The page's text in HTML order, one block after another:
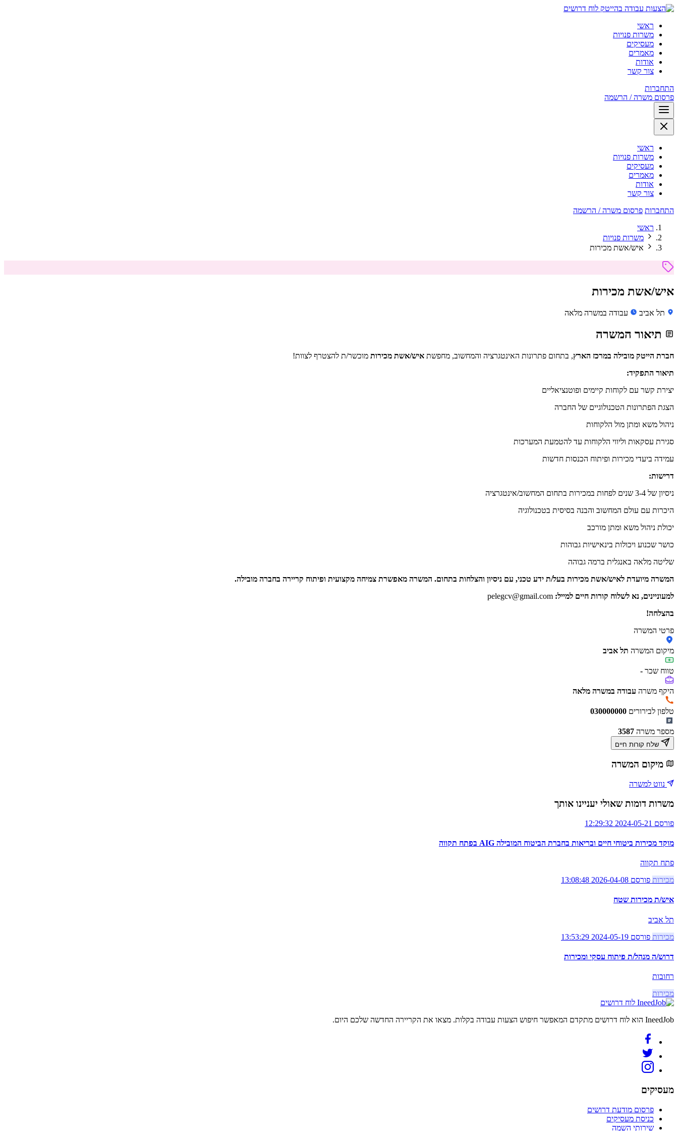
לוח דרושים
ראשי
משרות פנויות
מעסיקים
מאמרים
אודות
צור קשר
התחברות
פרסום משרה / הרשמה
ראשי
משרות פנויות
מעסיקים
מאמרים
אודות
צור קשר
התחברות פרסום משרה / הרשמה
ראשי
משרות פנויות
איש/אשת מכירות
איש/אשת מכירות
תל אביב עבודה במשרה מלאה
תיאור המשרה
חברת הייטק מובילה במרכז הארץ, בתחום פתרונות האינטגרציה והמחשוב, מחפשת איש/אשת מכירות מוכשר/ת להצטרף לצוות!
תיאור התפקיד:
יצירת קשר עם לקוחות קיימים ופוטנציאליים
הצגת הפתרונות הטכנולוגיים של החברה
ניהול משא ומתן מול הלקוחות
סגירת עסקאות וליווי הלקוחות עד להטמעת המערכות
עמידה ביעדי מכירות ופיתוח הכנסות חדשות
דרישות:
ניסיון של 3-4 שנים לפחות במכירות בתחום המחשוב/אינטגרציה
היכרות עם עולם המחשוב והבנה בסיסית בטכנולוגיה
יכולת ניהול משא ומתן מורכב
כושר שכנוע ויכולות בינאישיות גבוהות
שליטה מלאה באנגלית ברמה גבוהה
המשרה מיועדת לאיש/אשת מכירות בעל/ת ידע טכני, עם ניסיון והצלחות בתחום. המשרה מאפשרת צמיחה מקצועית ופיתוח קריירה בחברה מובילה.
למעוניינים, נא לשלוח קורות חיים למייל:
בהצלחה!
פרטי המשרה
מיקום המשרה תל אביב
טווח שכר -
היקף משרה עבודה במשרה מלאה
טלפון לבירורים 030000000
מספר משרה 3587
מיקום המשרה
נווט למשרה
משרות דומות שאולי יעניינו אותך
פורסם 2024-05-21 12:29:32
מוקד מכירות ביטוחי חיים ובריאות בחברת הביטוח המובילה AIG בפתח תקווה
פתח תקווה
מכירות פורסם 2026-04-08 13:08:48
איש/ת מכירות שטח
תל אביב
מכירות פורסם 2024-05-19 13:53:29
דרוש/ה מנהל/ת פיתוח עסקי ומכירות
רחובות
מכירות
לוח דרושים
IneedJob הוא לוח דרושים מתקדם המאפשר חיפוש הצעות עבודה בקלות. מצאו את הקריירה החדשה שלכם היום.
מעסיקים
פרסום מודעת דרושים
כניסת מעסיקים
שירותי השמה